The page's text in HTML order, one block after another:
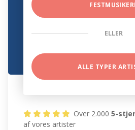
ELLER
ALLE TYPER
Over 2.0005-
af vores artister